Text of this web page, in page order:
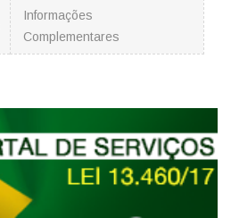
Informações
Complementares